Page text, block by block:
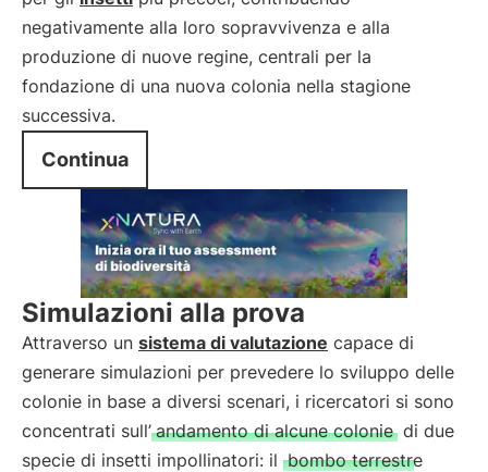
negativamente alla loro sopravvivenza e alla
produzione di nuove regine, centrali per la
fondazione di una nuova colonia nella stagione
successiva.
Continua
Simulazioni alla prova
Attraverso un sistema di valutazione capace di
generare simulazioni per prevedere lo sviluppo delle
colonie in base a diversi scenari, i ricercatori si sono
concentrati sull’ andamento di alcune colonie di due
specie di insetti impollinatori: il bombo terrestre